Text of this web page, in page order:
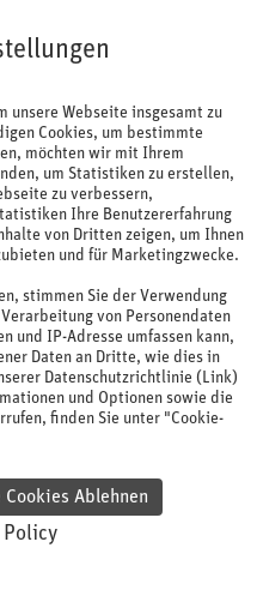
unsere Webseite insgesamt zu
Cookies, um bestimmte
möchten wir mit Ihrem
um Statistiken zu erstellen,
zu verbessern,
Ihre Benutzererfahrung
von Dritten zeigen, um Ihnen
und für Marketingzwecke.
stimmen Sie der Verwendung
von Personendaten
und IP-Adresse umfassen kann,
Daten an Dritte, wie dies in
Datenschutzrichtlinie (Link)
und Optionen sowie die
finden Sie unter "Cookie-
Cookies Ablehnen
Policy